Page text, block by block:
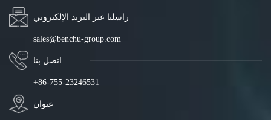
راسلنا عبر البريد الإلكتروني
sales@benchu-group.com
اتصل بنا
+86-755-23246531
عنوان